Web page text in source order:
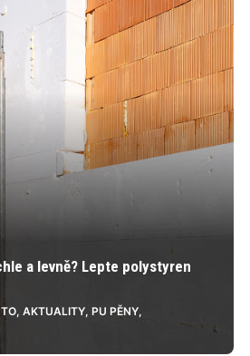
a levně? Lepte polystyren
, AKTUALITY, PU PĚNY,